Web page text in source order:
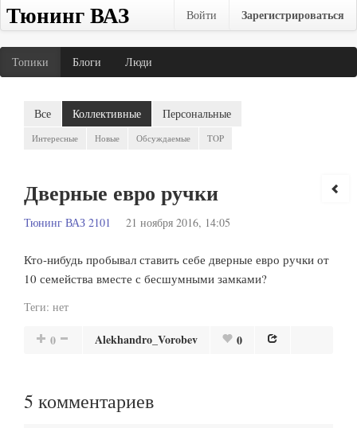
Тюнинг ВАЗ Войти Зарегистрироваться
Топики Блоги Люди
Все Коллективные Персональные
Интересные Новые Обсуждаемые TOP
Дверные евро ручки
Тюнинг ВАЗ 2101 21 ноября 2016, 14:05
Кто-нибудь пробывал ставить себе дверные евро ручки от
10 семейства вместе с бесшумными замками?
Теги: нет
0 Alekhandro_Vorobev 0
5 комментариев